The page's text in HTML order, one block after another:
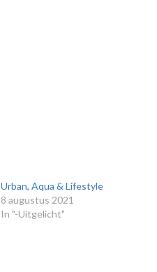
Urban, Aqua & Lifestyle
8 augustus 2021
In "-Uitgelicht"